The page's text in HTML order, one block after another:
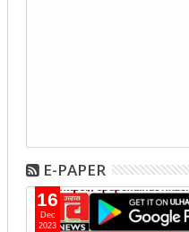
E-PAPER
16
Dec
2023